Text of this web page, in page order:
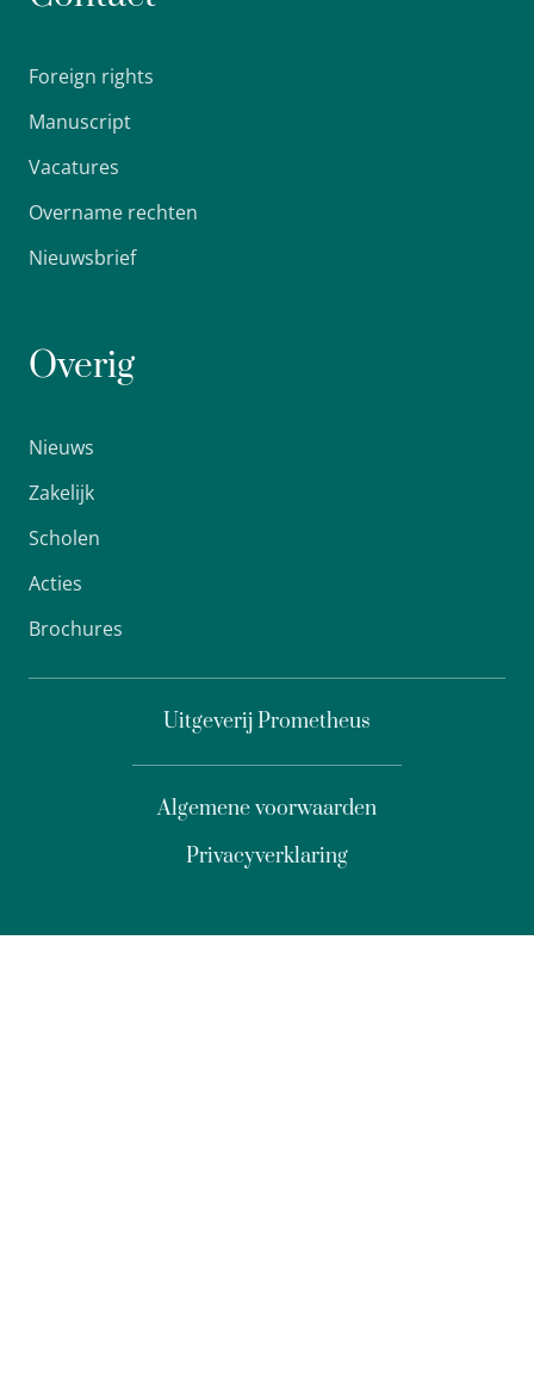
Foreign rights
Manuscript
Vacatures
Overname rechten
Nieuwsbrief
Overig
Nieuws
Zakelijk
Scholen
Acties
Brochures
Uitgeverij Prometheus
Privacyverklaring
Algemene voorwaarden